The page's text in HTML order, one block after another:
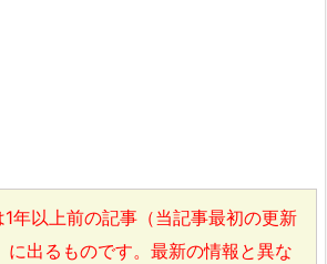
年以上前の記事（当記事最初の更新
に出るものです。最新の情報と異な